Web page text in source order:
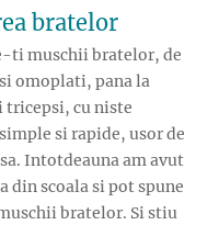
bratelor
ti muschii bratelor, de
omoplati, pana la
tricepsi, cu niste
si rapide, usor de
Intotdeauna am avut
din scoala si pot spune
bratelor. Si stiu